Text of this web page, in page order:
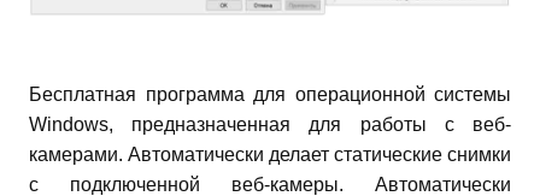
Бесплатная программа для операционной системы
Windows, предназначенная для работы с веб-
камерами. Автоматически делает статические снимки
с подключенной веб-камеры. Автоматически